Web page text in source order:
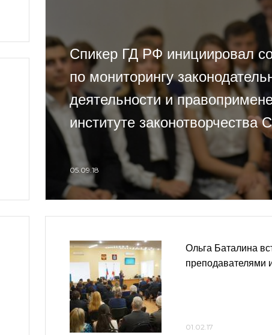
Спикер ГД РФ инициировал
по мониторингу
деятельности и
институте законотворчества
05.09.18
Ольга Баталина
преподавателями
01.02.17